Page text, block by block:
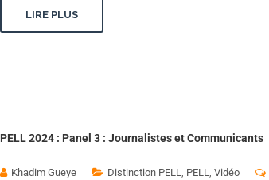
LIRE PLUS
PELL 2024 : Panel 3 : Journalistes et Communicants
Khadim Gueye Distinction PELL, PELL, Vidéo